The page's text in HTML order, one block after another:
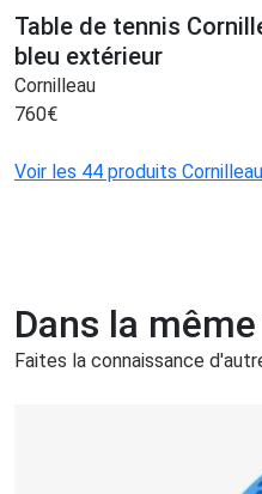
Table de tennis
bleu extérieur
Cornilleau
760€
Voir les 44 produits Cornilleau
Dans la
Faites la connaissance